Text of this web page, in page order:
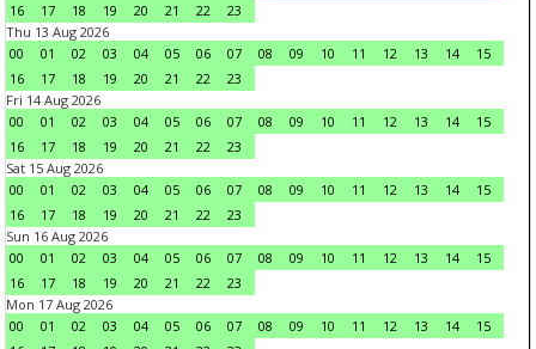
16
17 18 19 20 21 22
23
Thu 13 Aug 2026
00
01 02 03 04 05 06 07 08 09 10 11 12 13 14
15
16
17 18 19 20 21 22
23
Fri 14 Aug 2026
00
01 02 03 04 05 06 07 08 09 10 11 12 13 14
15
16
17 18 19 20 21 22
23
Sat 15 Aug 2026
00
01 02 03 04 05 06 07 08 09 10 11 12 13 14
15
16
17 18 19 20 21 22
23
Sun 16 Aug 2026
00
01 02 03 04 05 06 07 08 09 10 11 12 13 14
15
16
17 18 19 20 21 22
23
Mon 17 Aug 2026
00
01 02 03 04 05 06 07 08 09 10 11 12 13 14
15